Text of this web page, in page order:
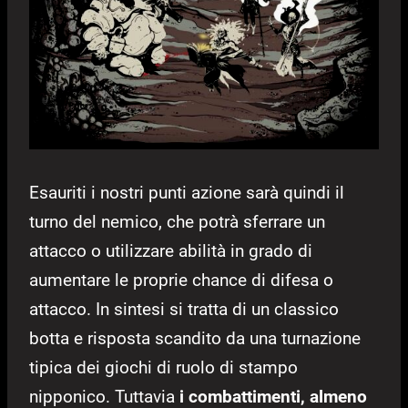
Esauriti i nostri punti azione sarà quindi il
turno del nemico, che potrà sferrare un
attacco o utilizzare abilità in grado di
aumentare le proprie chance di difesa o
attacco. In sintesi si tratta di un classico
botta e risposta scandito da una turnazione
tipica dei giochi di ruolo di stampo
nipponico. Tuttavia i combattimenti, almeno